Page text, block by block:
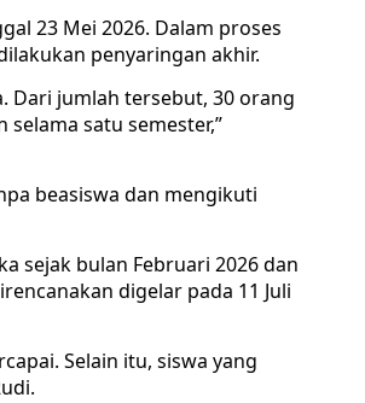
23 Mei 2026. Dalam proses
penyaringan akhir.
Dari jumlah tersebut, 30 orang
satu semester,”
beasiswa dan mengikuti
sejak bulan Februari 2026 dan
digelar pada 11 Juli
Selain itu, siswa yang